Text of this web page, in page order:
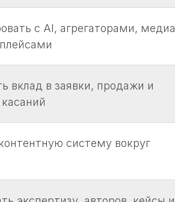
с AI, агрегаторами, медиа
вклад в заявки, продажи и
систему вокруг